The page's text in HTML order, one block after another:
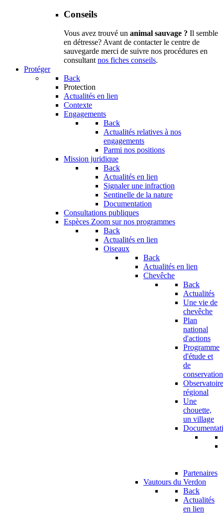
Conseils
Vous avez trouvé un animal sauvage ? Il semble
en détresse? Avant de contacter le centre de
sauvegarde merci de suivre nos procédures en
consultantnos fiches conseils.
Protéger
Back
Protection
Actualités en lien
Contexte
Engagements
Back
Actualités relatives à nos
engagements
Parmi nos positions
Mission juridique
Back
Actualités en lien
Signaler une infraction
Sentinelle de la nature
Documentation
Consultations publiques
Espèces Zoom sur nos programmes
Back
Actualités en lien
Oiseaux
Back
Actualités en lien
Chevêche
Back
Actualités
Une vie de
chevêche
Plan
national
d'actions
Programme
d'étude et
de
conservation
Observatoire
régional
Une
chouette,
un village
Partenaires
Vautours du Verdon
Back
Actualités
en lien